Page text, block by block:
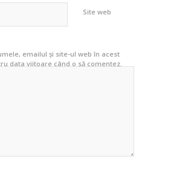
Site web
emailul și site-ul web în acest
data viitoare când o să comentez.